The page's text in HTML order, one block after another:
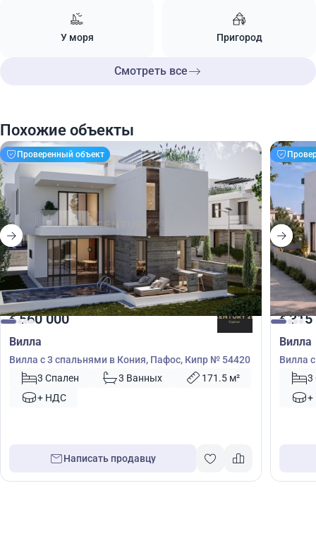
У моря Пригород
Смотреть все
Похожие объекты
Проверенный объект
€560 000
Вилла
Вилла с 3 спальнями в Кония, Пафос, Кипр № 54420
3 Спален
3 Ванных
171.5 м²
+ НДС
Написать продавцу
€315
Вилла
Вилла
531003